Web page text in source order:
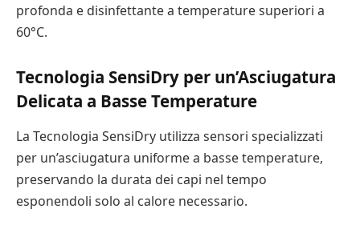
profonda e disinfettante a temperature superiori a
60°C.
Tecnologia SensiDry per un’Asciugatura
Delicata a Basse Temperature
La Tecnologia SensiDry utilizza sensori specializzati
per un’asciugatura uniforme a basse temperature,
preservando la durata dei capi nel tempo
esponendoli solo al calore necessario.